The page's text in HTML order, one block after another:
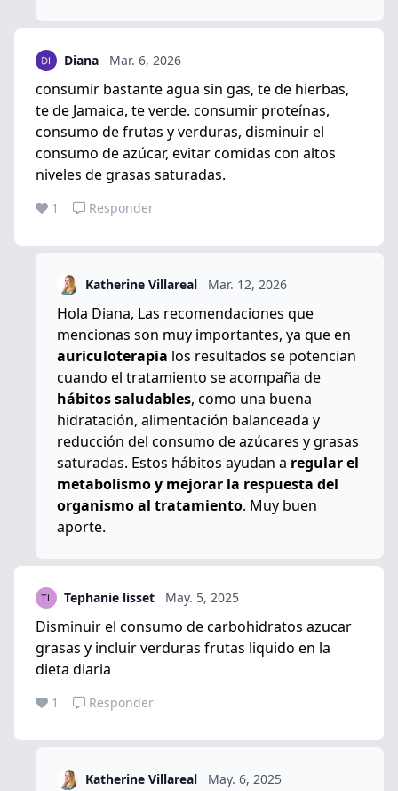
Diana Mar. 6, 2026
consumir bastante agua sin gas, te de hierbas,
te de Jamaica, te verde. consumir proteínas,
consumo de frutas y verduras, disminuir el
consumo de azúcar, evitar comidas con altos
niveles de grasas saturadas.
1 Responder
Katherine Villareal Mar. 12, 2026
Hola Diana, Las recomendaciones que
mencionas son muy importantes, ya que en
auriculoterapia los resultados se potencian
cuando el tratamiento se acompaña de
hábitos saludables, como una buena
hidratación, alimentación balanceada y
reducción del consumo de azúcares y grasas
saturadas. Estos hábitos ayudan a regular el
metabolismo y mejorar la respuesta del
organismo al tratamiento. Muy buen
aporte.
Tephanie lisset May. 5, 2025
Disminuir el consumo de carbohidratos azucar
grasas y incluir verduras frutas liquido en la
dieta diaria
1 Responder
Katherine Villareal May. 6, 2025